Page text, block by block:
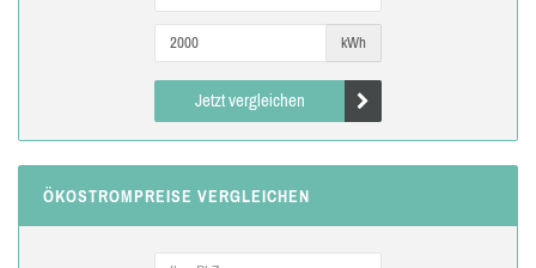
kWh
Jetzt vergleichen
ÖKOSTROMPREISE VERGLEICHEN